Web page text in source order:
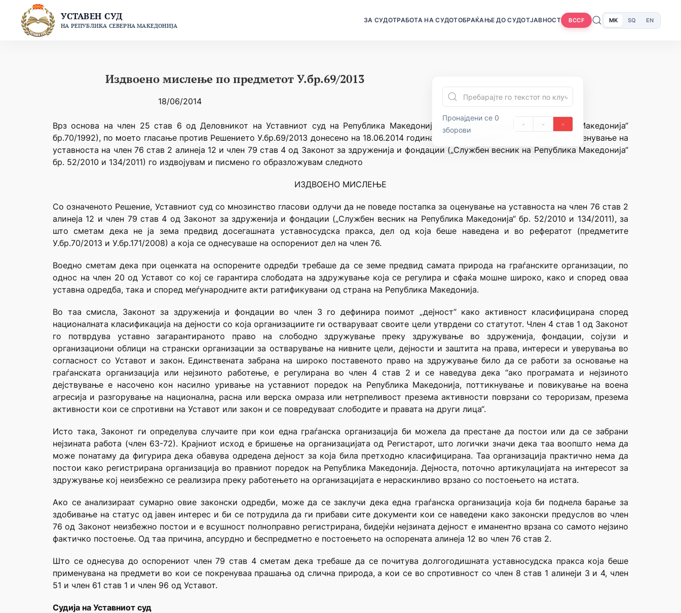
content
УСТАВЕН СУД
НА РЕПУБЛИКА СЕВЕРНА МАКЕДОНИЈА
ЗА СУДОТРАБОТА НА СУДОТОБРАЌАЊЕ ДО СУДОТЈАВНОСТ BCCF MK SQ EN
Издвоено мислење по предметот У.бр.69/2013
18/06/2014
Пронајдени се 0
зборови
Врз основа на член 25 став 6 од Деловникот на Уставниот суд на Република Македонија (“Службен весник на Република Македонија“
бр.70/1992), по моето гласање против Решението У.бр.69/2013 донесено на 18.06.2014 година за неповедување на постапка за оценување на
уставноста на член 76 став 2 алинеја 12 и член 79 став 4 од Законот за здруженија и фондации („Службен весник на Република Македонија“
бр. 52/2010 и 134/2011) го издвојувам и писмено го образложувам следното
ИЗДВОЕНО МИСЛЕЊЕ
Со означеното Решение, Уставниот суд со мнозинство гласови одлучи да не поведе постапка за оценување на уставноста на член 76 став 2
алинеја 12 и член 79 став 4 од Законот за здруженија и фондации („Службен весник на Република Македонија“ бр. 52/2010 и 134/2011), за
што сметам дека не ја зема предвид досегашната уставносудска пракса, дел од која беше наведена и во рефератот (предметите
У.бр.70/2013 и У.бр.171/2008) а која се однесуваше на оспорениот дел на член 76.
Воедно сметам дека при оценката на оспорените одредби требаше да се земе предвид самата природа на граѓанските организации, по
однос на член 20 од Уставот со кој се гарантира слободата на здружување која се регулира и сфаќа мошне широко, како и според оваа
уставна одредба, така и според меѓународните акти ратификувани од страна на Република Македонија.
Во таа смисла, Законот за здруженија и фондации во член 3 го дефинира поимот „дејност” како активност класифициранa според
националната класификација на дејности со која организациите ги остваруваат своите цели утврдени со статутот. Член 4 став 1 од Законот
го потврдува уставно загарантираното право на слободно здружување преку здружување во здруженија, фондации, сојузи и
организациони облици на странски организации за остварување на нивните цели, дејности и заштита на права, интереси и уверувања во
согласност со Уставот и закон. Единствената забрана на широко поставеното право на здружување било да се работи за основање на
граѓанската организација или нејзиното работење, е регулирана во член 4 став 2 и се наведува дека “ако програмата и нејзиното
дејствување е насочено кон насилно уривање на уставниот поредок на Република Македонија, поттикнување и повикување на воена
агресија и разгорување на национална, расна или верска омраза или нетрпеливост презема активности поврзани со тероризам, презема
активности кои се спротивни на Уставот или закон и се повредуваат слободите и правата на други лица“.
Исто така, Законот ги определува случаите при кои една граѓанска организација би можела да престане да постои или да се забрани
нејзината работа (член 63-72). Крајниот исход е бришење на организацијата од Регистарот, што логички значи дека таа воопшто нема да
може понатаму да фигурира дека обавува одредена дејност за која била претходно класифицирана. Таа организација практично нема да
постои како регистрирана организација во правниот поредок на Република Македонија. Дејноста, поточно артикулацијата на интересот за
здружување кој неизбежно се реализира преку работењето на организацијата е нераскинливо врзано со постоењето на истата.
Ако се анализираат сумарно овие законски одредби, може да се заклучи дека една граѓанска организација која би поднела барање за
здобивање на статус од јавен интерес и би се потрудила да ги прибави сите документи кои се наведени како законски предуслов во член
76 од Законот неизбежно постои и е всушност полноправно регистрирана, бидејќи нејзината дејност е иманентно врзана со самото нејзино
фактичко постоење. Од таа причина, апсурдно и беспредметно е постоењето на оспорената алинеја 12 во член 76 став 2.
Што се однесува до оспорениот член 79 став 4 сметам дека требаше да се почитува долгогодишната уставносудска пракса која беше
применувана на предмети во кои се покренуваа прашања од слична природа, а кои се во спротивност со член 8 став 1 алинеји 3 и 4, член
51 и член 61 став 1 и член 96 од Уставот.
Судија на Уставниот суд